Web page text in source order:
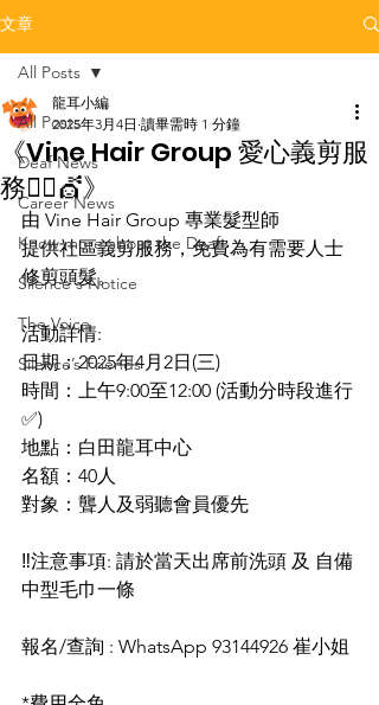
文章
All Posts
Deaf News
Career News
Know more about the Deaf
Silence's Notice
The Voice
Silence’s Friends
All Posts
《Vine Hair Group 愛心義剪服
務💇‍♀️💇》
龍耳小編
2025年3月4日 讀畢需時 1 分鐘
由 Vine Hair Group 專業髮型師
提供社區義剪服務，免費為有需要人士
修剪頭髮。
活動詳情:
日期：2025年4月2日(三)
時間：上午9:00至12:00 (活動分時段進行
✅)
地點：白田龍耳中心
名額：40人
對象：聾人及弱聽會員優先
‼️注意事項: 請於當天出席前洗頭 及 自備
中型毛巾一條
報名/查詢 : WhatsApp 93144926 崔小姐